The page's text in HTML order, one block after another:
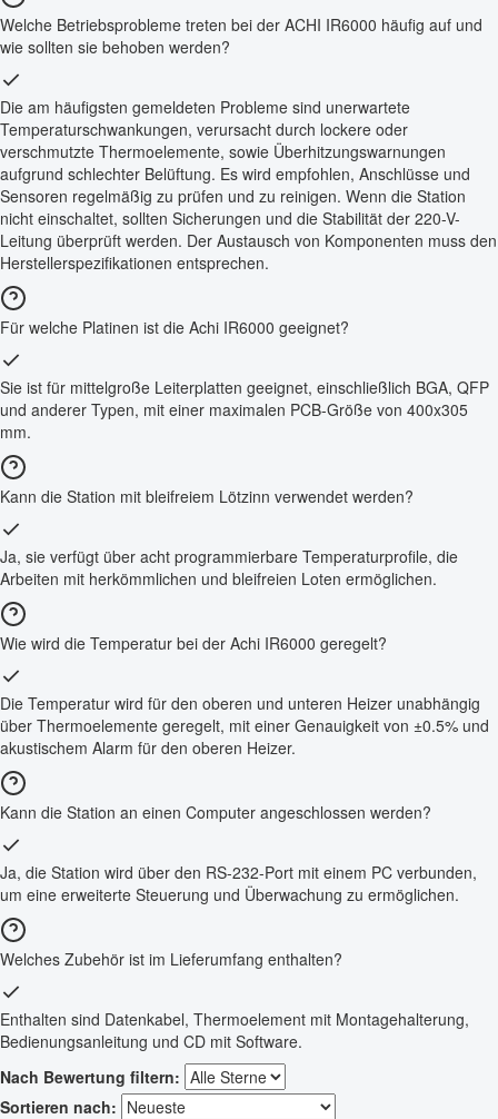
Welche Betriebsprobleme treten bei der ACHI IR6000 häufig auf und
wie sollten sie behoben werden?
Die am häufigsten gemeldeten Probleme sind unerwartete
Temperaturschwankungen, verursacht durch lockere oder
verschmutzte Thermoelemente, sowie Überhitzungswarnungen
aufgrund schlechter Belüftung. Es wird empfohlen, Anschlüsse und
Sensoren regelmäßig zu prüfen und zu reinigen. Wenn die Station
nicht einschaltet, sollten Sicherungen und die Stabilität der 220-V-
Leitung überprüft werden. Der Austausch von Komponenten muss den
Herstellerspezifikationen entsprechen.
Für welche Platinen ist die Achi IR6000 geeignet?
Sie ist für mittelgroße Leiterplatten geeignet, einschließlich BGA, QFP
und anderer Typen, mit einer maximalen PCB-Größe von 400x305
mm.
Kann die Station mit bleifreiem Lötzinn verwendet werden?
Ja, sie verfügt über acht programmierbare Temperaturprofile, die
Arbeiten mit herkömmlichen und bleifreien Loten ermöglichen.
Wie wird die Temperatur bei der Achi IR6000 geregelt?
Die Temperatur wird für den oberen und unteren Heizer unabhängig
über Thermoelemente geregelt, mit einer Genauigkeit von ±0.5% und
akustischem Alarm für den oberen Heizer.
Kann die Station an einen Computer angeschlossen werden?
Ja, die Station wird über den RS-232-Port mit einem PC verbunden,
um eine erweiterte Steuerung und Überwachung zu ermöglichen.
Welches Zubehör ist im Lieferumfang enthalten?
Enthalten sind Datenkabel, Thermoelement mit Montagehalterung,
Bedienungsanleitung und CD mit Software.
Nach Bewertung filtern:
Sortieren nach: